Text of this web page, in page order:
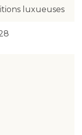
luxueuses